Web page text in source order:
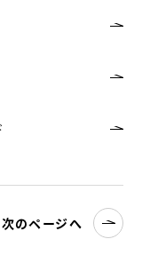
次のページへ